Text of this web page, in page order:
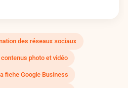
des réseaux sociaux
photo et vidéo
fiche Google Business